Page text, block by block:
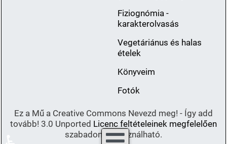
Fiziognómia -
karakterolvasás
Vegetáriánus és halas
ételek
Könyveim
Fotók
Ez a Mű a Creative Commons Nevezd meg! - Így add
tovább! 3.0 Unported Licenc feltételeinek megfelelően
szabadon felhasználható.